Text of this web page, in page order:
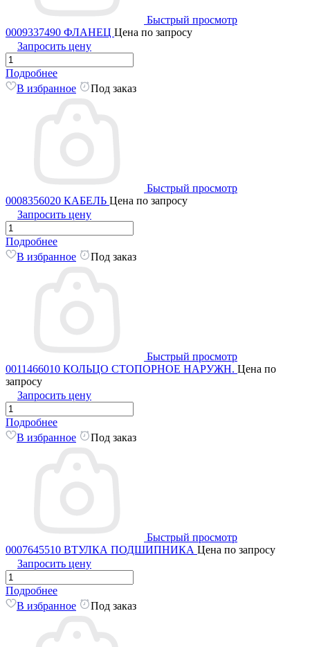
Быстрый просмотр
0009337490 ФЛАНЕЦ Цена по запросу
Запросить цену
Подробнее
В избранное
Под заказ
Быстрый просмотр
0008356020 КАБЕЛЬ Цена по запросу
Запросить цену
Подробнее
В избранное
Под заказ
Быстрый просмотр
0011466010 КОЛЬЦО СТОПОРНОЕ НАРУЖН. Цена по
запросу
Запросить цену
Подробнее
В избранное
Под заказ
Быстрый просмотр
0007645510 ВТУЛКА ПОДШИПНИКА Цена по запросу
Запросить цену
Подробнее
В избранное
Под заказ